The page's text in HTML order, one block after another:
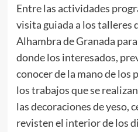
Entre las actividades
visita guiada a los talleres
Alhambra de Granada
donde los interesados,
conocer de la mano de los
los trabajos que se
las decoraciones de yeso,
revisten el interior de los